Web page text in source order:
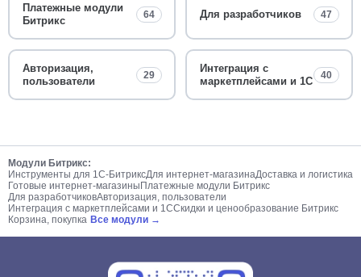
Платежные модули
Битрикс
64 Для разработчиков 47
Авторизация,
пользователи
29
Интеграция с
маркетплейсами и 1С
40
Модули Битрикс:
Инструменты для 1С-БитриксДля интернет-магазинаДоставка и логистика
Готовые интернет-магазины Платежные модули Битрикс
Для разработчиковАвторизация, пользователи
Интеграция с маркетплейсами и 1ССкидки и ценообразование Битрикс
Корзина, покупка Все модули →